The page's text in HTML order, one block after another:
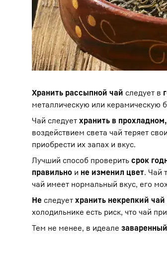
Хранить рассыпной чай следует в
металлическую или керамическую
Чай следует хранить в
воздействием света чай теряет
приобрести их запах и вкус.
Лучший способ проверить срок
правильно и не изменил цвет. Чай
чай имеет нормальный вкус, его
Не следует хранить некрепкий чай
холодильнике есть риск, что чай
Тем не менее, в идеале